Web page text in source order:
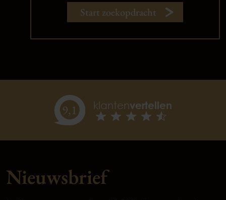
Start zoekopdracht
9,1 klantenvertellen
Nieuwsbrief